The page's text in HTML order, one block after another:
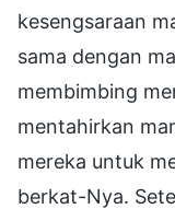
kesengsaraan
sama dengan
membimbing
mentahirkan
mereka untuk
berkat-Nya.